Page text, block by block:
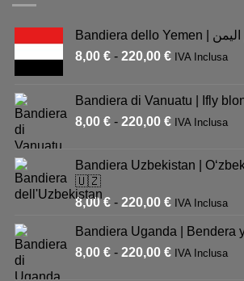
8,00 € - 220,00 € IVA Inclusa
Bandiera di Vanuatu | Ifly
8,00 € - 220,00 € IVA Inclusa
Bandiera Uzbekistan |
🇺🇿
8,00€ - 220,00 € IVA Inclusa
Bandiera Uganda |
8,00 € - 220,00 € IVA Inclusa